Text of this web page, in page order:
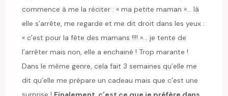
commence à me la réciter : « ma petite maman »… là
elle s’arrête, me regarde et me dit droit dans les yeux :
« c’est pour la fête des mamans !!!! »… je tente de
l’arrêter mais non, elle a enchainé ! Trop marante !
Dans le même genre, cela fait 3 semaines qu’elle me
dit qu’elle me prépare un cadeau mais que c’est une